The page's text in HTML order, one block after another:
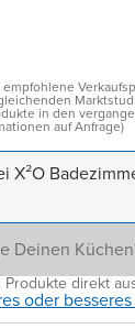
in den
auf Anfrage)
X²O
Deinen
direkt
oder